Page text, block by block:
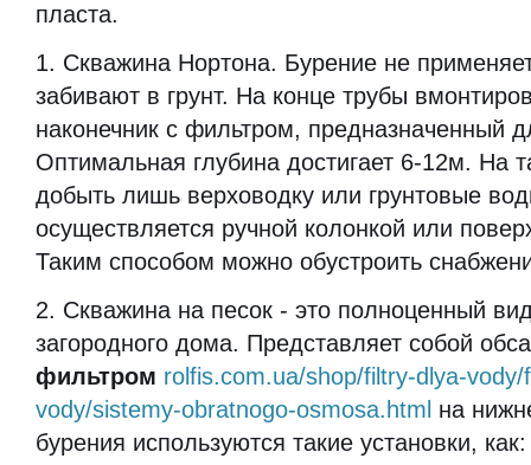
пласта.
1. Скважина Нортона. Бурение не
забивают в грунт. На конце трубы
наконечник с фильтром, предназначенный
Оптимальная глубина достигает 6-12м. На
добыть лишь верховодку или грунтовые
осуществляется ручной колонкой или
Таким способом можно обустроить
2. Скважина на песок - это полноценный
загородного дома. Представляет собой
фильтром rolfis.com.ua/shop/filtry-dlya-
vody/sistemy-obratnogo-osmosa.html на
бурения используются такие установки, как: